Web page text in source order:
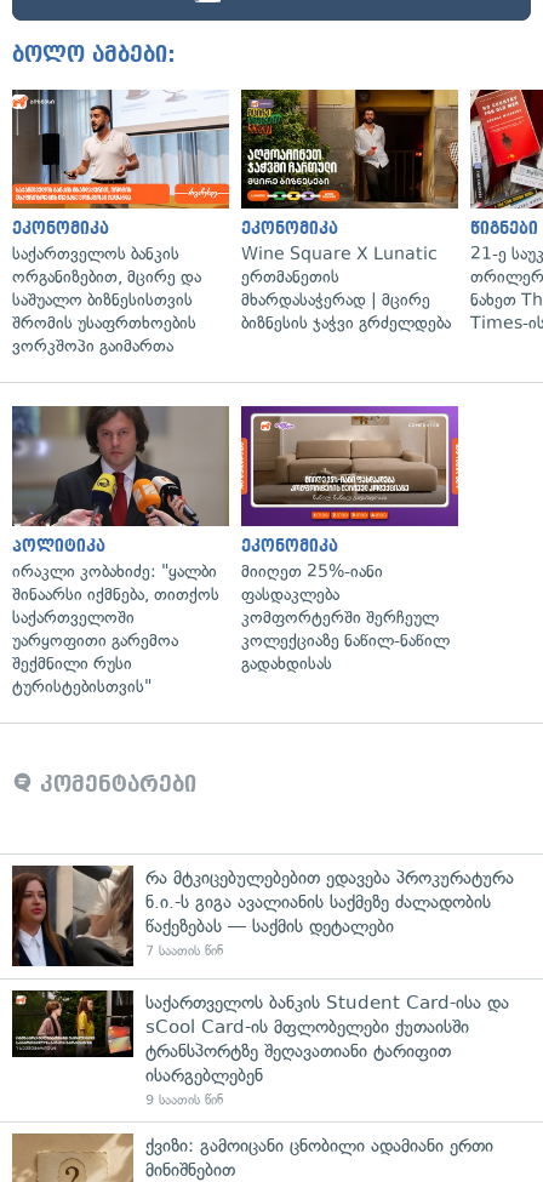
ბოლო ამბები:
ეკონომიკა
საქართველოს ბანკის
ორგანიზებით, მცირე და
საშუალო ბიზნესისთვის
შრომის უსაფრთხოების
ვორკშოპი გაიმართა
ეკონომიკა
Wine Square X Lunatic
ერთმანეთის
მხარდასაჭერად | მცირე
ბიზნესის ჯაჭვი გრძელდება
წიგნები
21-ე
ნახეთ
Times-
პოლიტიკა
ირაკლი კობახიძე: "ყალბი
შინაარსი იქმნება, თითქოს
საქართველოში
უარყოფითი გარემოა
შექმნილი რუსი
ტურისტებისთვის"
ეკონომიკა
მიიღეთ 25%-იანი
ფასდაკლება
კომფორტერში შერჩეულ
კოლექციაზე ნაწილ-ნაწილ
გადახდისას
კომენტარები
რა მტკიცებულებებით ედავება პროკურატურა
ნ.ი.-ს გიგა ავალიანის საქმეზე ძალადობის
წაქეზებას — საქმის დეტალები
7 საათის წინ
საქართველოს ბანკის Student Card-ისა და
sCool Card-ის მფლობელები ქუთაისში
ტრანსპორტზე შეღავათიანი ტარიფით
ისარგებლებენ
9 საათის წინ
ქვიზი: გამოიცანი ცნობილი ადამიანი ერთი
მინიშნებით